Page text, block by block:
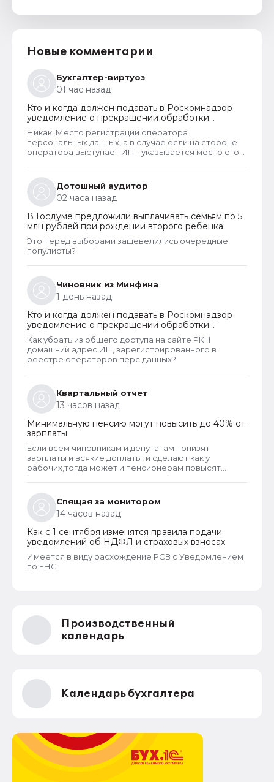
Новые комментарии
Бухгалтер-виртуоз
01 час назад
Кто и когда должен подавать в Роскомнадзор
уведомление о прекращении обработки
персональных данных
Никак. Место регистрации оператора
персональных данных, а в случае если на стороне
оператора выступает ИП - указывается место его
информация подлежит обязательному
размещению в реестре наряду со всеми прочими
сведениями. Делается это для того, чтобы у
субъектов ПД имелась возможность в случае
нарушения их прав обратиться непосредственно к
оператору для устранения нарушений.
Дотошный аудитор
02 часа назад
В Госдуме предложили выплачивать семьям по 5
млн рублей при рождении второго ребенка
Это перед выборами зашевелились очередные
популисты?
Чиновник из Минфина
1 день назад
Кто и когда должен подавать в Роскомнадзор
уведомление о прекращении обработки
персональных данных
Как убрать из общего доступа на сайте РКН
домашний адрес ИП, зарегистрированного в
реестре операторов перс.данных?
Квартальный отчет
13 часов назад
Минимальную пенсию могут повысить до 40% от
зарплаты
Если всем чиновникам и депутатам понизят
зарплаты и всякие доплаты, и сделают как у
рабочих,тогда может и пенсионерам повысят
Спящая за монитором
14 часов назад
Как с 1 сентября изменятся правила подачи
уведомлений об НДФЛ и страховых взносах
Имеется в виду расхождение РСВ с Уведомлением
по ЕНС
Производственный
календарь
Календарь бухгалтера